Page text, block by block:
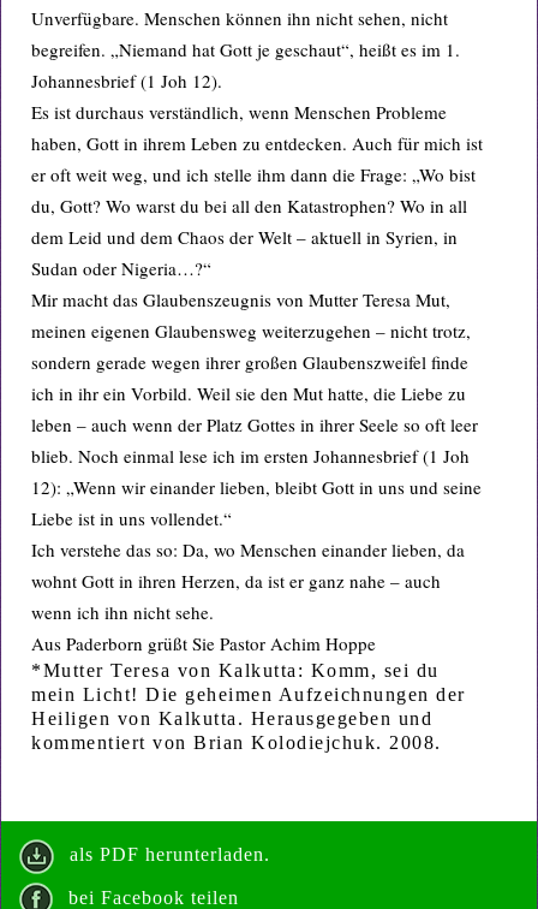
Unverfügbare. Menschen können ihn nicht sehen, nicht
begreifen. „Niemand hat Gott je geschaut“, heißt es im 1.
Johannesbrief (1 Joh 12).
Es ist durchaus verständlich, wenn Menschen Probleme
haben, Gott in ihrem Leben zu entdecken. Auch für mich ist
er oft weit weg, und ich stelle ihm dann die Frage: „Wo bist
du, Gott? Wo warst du bei all den Katastrophen? Wo in all
dem Leid und dem Chaos der Welt – aktuell in Syrien, in
Sudan oder Nigeria…?“
Mir macht das Glaubenszeugnis von Mutter Teresa Mut,
meinen eigenen Glaubensweg weiterzugehen – nicht trotz,
sondern gerade wegen ihrer großen Glaubenszweifel finde
ich in ihr ein Vorbild. Weil sie den Mut hatte, die Liebe zu
leben – auch wenn der Platz Gottes in ihrer Seele so oft leer
blieb. Noch einmal lese ich im ersten Johannesbrief (1 Joh
12): „Wenn wir einander lieben, bleibt Gott in uns und seine
Liebe ist in uns vollendet.“
Ich verstehe das so: Da, wo Menschen einander lieben, da
wohnt Gott in ihren Herzen, da ist er ganz nahe – auch
wenn ich ihn nicht sehe.
Aus Paderborn grüßt Sie Pastor Achim Hoppe
*Mutter Teresa von Kalkutta: Komm, sei du
mein Licht! Die geheimen Aufzeichnungen der
Heiligen von Kalkutta. Herausgegeben und
kommentiert von Brian Kolodiejchuk. 2008.
als PDF herunterladen.
bei Facebook teilen